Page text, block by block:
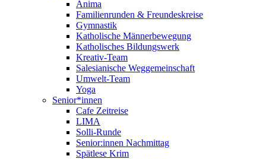
Anima
Familienrunden & Freundeskreise
Gymnastik
Katholische Männerbewegung
Katholisches Bildungswerk
Kreativ-Team
Salesianische Weggemeinschaft
Umwelt-Team
Yoga
Senior*innen
Cafe Zeitreise
LIMA
Solli-Runde
Senior:innen Nachmittag
Spätlese Krim